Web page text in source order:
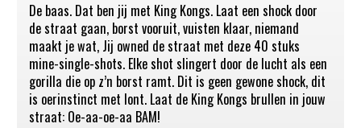
De baas. Dat ben jij met King Kongs. Laat een shock door
de straat gaan, borst vooruit, vuisten klaar, niemand
maakt je wat, Jij owned de straat met deze 40 stuks
mine-single-shots. Elke shot slingert door de lucht als een
gorilla die op z’n borst ramt. Dit is geen gewone shock, dit
is oerinstinct met lont. Laat de King Kongs brullen in jouw
straat: Oe-aa-oe-aa BAM!